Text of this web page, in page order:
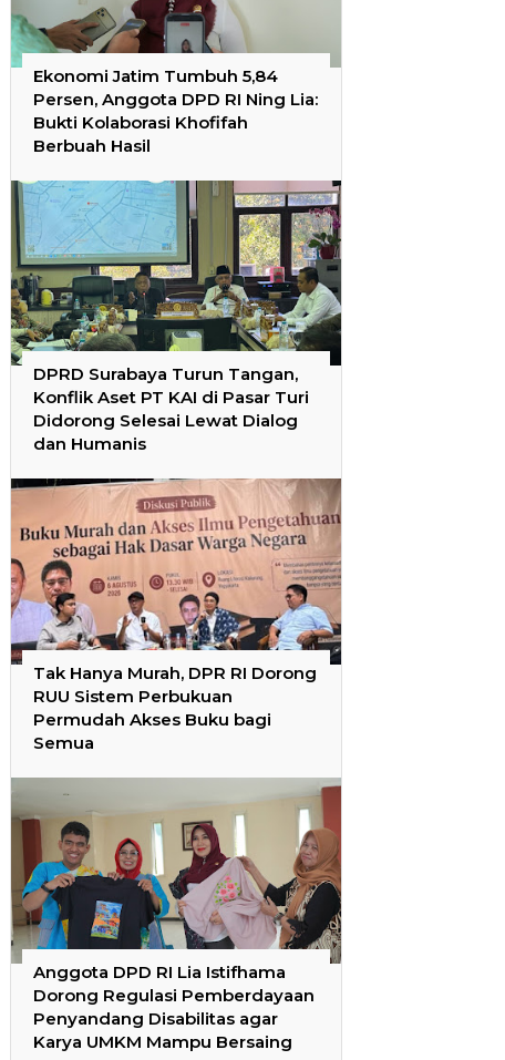
Ekonomi Jatim Tumbuh 5,84
Persen, Anggota DPD RI Ning Lia:
Bukti Kolaborasi Khofifah
Berbuah Hasil
DPRD Surabaya Turun Tangan,
Konflik Aset PT KAI di Pasar Turi
Didorong Selesai Lewat Dialog
dan Humanis
Tak Hanya Murah, DPR RI Dorong
RUU Sistem Perbukuan
Permudah Akses Buku bagi
Semua
Anggota DPD RI Lia Istifhama
Dorong Regulasi Pemberdayaan
Penyandang Disabilitas agar
Karya UMKM Mampu Bersaing